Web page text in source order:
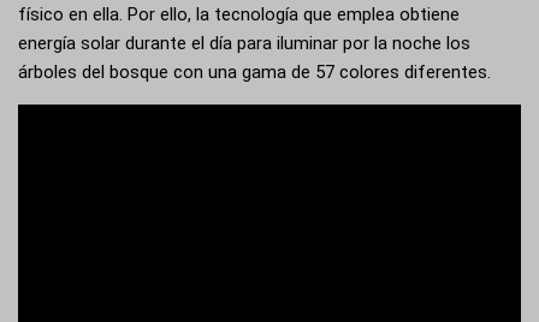
físico en ella. Por ello, la tecnología que emplea obtiene
energía solar durante el día para iluminar por la noche los
árboles del bosque con una gama de 57 colores diferentes.